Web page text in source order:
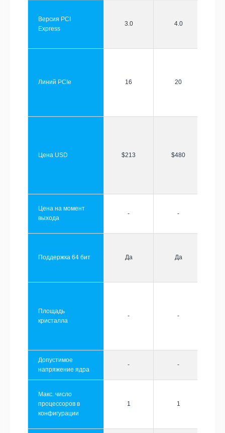
Версия PCI
Express
3.0 4.0
Линий PCIe 16 20
Цена USD $213 $480
Цена на момент
выхода
- -
Поддержка 64 бит Да Да
Площадь
кристалла
- -
Допустимое
напряжение ядра
- -
Макс. число
процессоров в
конфигурации
1 1